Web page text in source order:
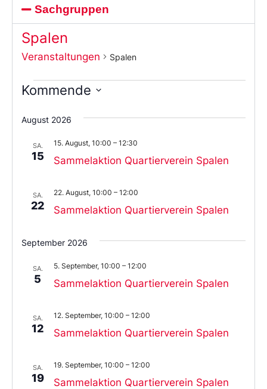
Sachgruppen
Spalen
Veranstaltungen Spalen
Kommende
Sie
das
aus.
August 2026
SA.
15 Sammelaktion Quartierverein Spalen
15. August, 10:00 – 12:30
SA.
22 Sammelaktion Quartierverein Spalen
22. August, 10:00 – 12:00
September 2026
SA.
5 Sammelaktion Quartierverein Spalen
5. September, 10:00 – 12:00
SA.
12 Sammelaktion Quartierverein Spalen
12. September, 10:00 – 12:00
SA.
19 Sammelaktion Quartierverein Spalen
19. September, 10:00 – 12:00